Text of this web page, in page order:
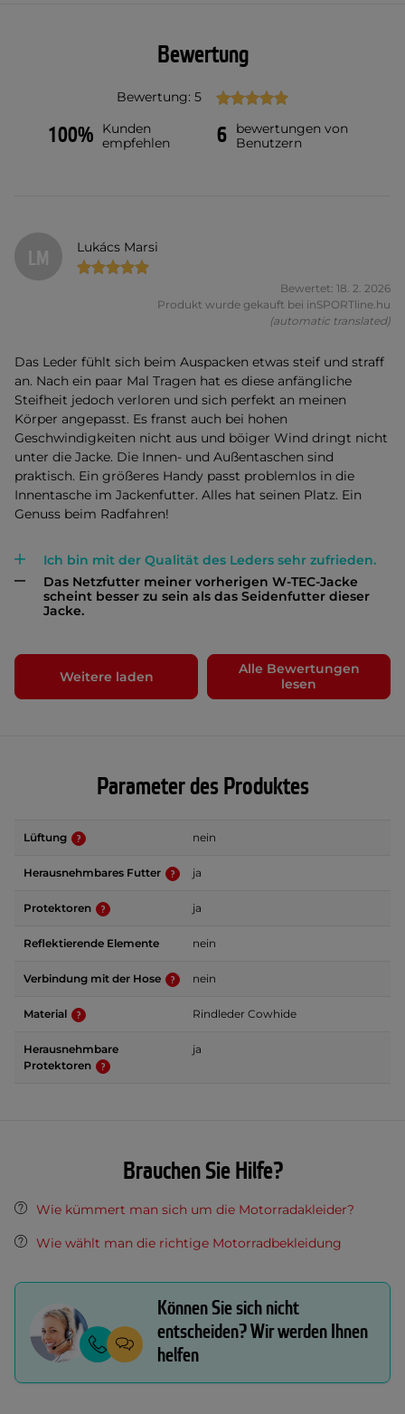
Bewertung
Bewertung: 5
100%
Kunden
empfehlen
6
bewertungen von
Benutzern
LM Lukács Marsi
Bewertet: 18. 2. 2026
Produkt wurde gekauft bei inSPORTline.hu
(automatic translated)
Das Leder fühlt sich beim Auspacken etwas steif und straff
an. Nach ein paar Mal Tragen hat es diese anfängliche
Steifheit jedoch verloren und sich perfekt an meinen
Körper angepasst. Es franst auch bei hohen
Geschwindigkeiten nicht aus und böiger Wind dringt nicht
unter die Jacke. Die Innen- und Außentaschen sind
praktisch. Ein größeres Handy passt problemlos in die
Innentasche im Jackenfutter. Alles hat seinen Platz. Ein
Genuss beim Radfahren!
Ich bin mit der Qualität des Leders sehr zufrieden.
Das Netzfutter meiner vorherigen W-TEC-Jacke
scheint besser zu sein als das Seidenfutter dieser
Jacke.
Weitere laden
Alle Bewertungen
lesen
Parameter des Produktes
Lüftung nein
Herausnehmbares Futter ja
Protektoren ja
Reflektierende Elemente nein
Verbindung mit der Hose nein
Material Rindleder Cowhide
Herausnehmbare
Protektoren
ja
Brauchen Sie Hilfe?
Wie kümmert man sich um die Motorradakleider?
Wie wählt man die richtige Motorradbekleidung
Können Sie sich nicht
entscheiden? Wir werden Ihnen
helfen